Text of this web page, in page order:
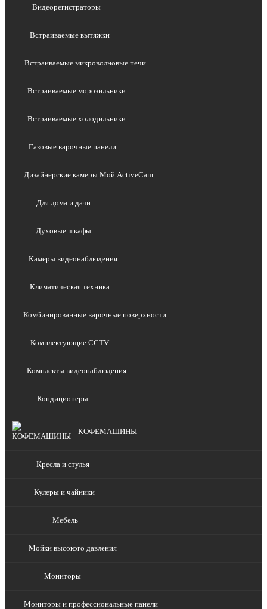
Видеорегистраторы
Встраиваемые вытяжки
Встраиваемые микроволновые печи
Встраиваемые морозильники
Встраиваемые холодильники
Газовые варочные панели
Дизайнерские камеры Мой ActiveCam
Для дома и дачи
Духовые шкафы
Камеры видеонаблюдения
Климатическая техника
Комбинированные варочные поверхности
Комплектующие CCTV
Комплекты видеонаблюдения
Кондиционеры
КОФЕМАШИНЫ
Кресла и стулья
Кулеры и чайники
Мебель
Мойки высокого давления
Мониторы
Мониторы и профессиональные панели